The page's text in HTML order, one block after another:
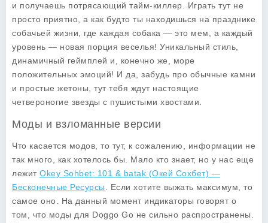
и получаешь потрясающий тайм-киллер. Играть тут не
просто приятно, а как будто ты находишься на празднике
собачьей жизни, где каждая собака — это мем, а каждый
уровень — новая порция веселья! Уникальный стиль,
динамичный геймплей и, конечно же, море
положительных эмоций! И да, забудь про обычные камни
и простые жетоны, тут тебя ждут настоящие
четвероногие звезды с пушистыми хвостами.
Моды и взломанные версии
Что касается модов, то тут, к сожалению, информации не
так много, как хотелось бы. Мало кто знает, но у нас еще
лежит Okey Sohbet: 101 & batak (Окей Сохбет) —
Бесконечные Ресурсы . Если хотите выжать максимум, то
самое оно. На данный момент индикаторы говорят о
том, что моды для Doggo Go не сильно распространены.